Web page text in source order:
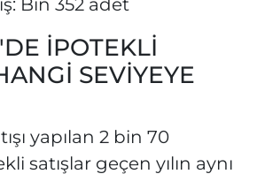
Bin 352 adet
İPOTEKLİ
SEVİYEYE
yapılan 2 bin 70
satışlar geçen yılın aynı